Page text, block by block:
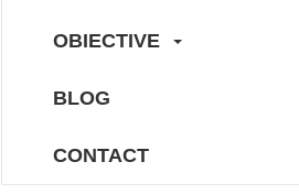
OBIECTIVE
BLOG
CONTACT